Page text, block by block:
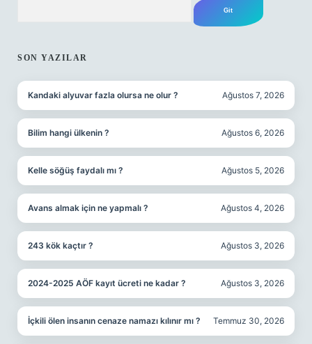
SON YAZILAR
Kandaki alyuvar fazla olursa ne olur ? Ağustos 7, 2026
Bilim hangi ülkenin ? Ağustos 6, 2026
Kelle söğüş faydalı mı ? Ağustos 5, 2026
Avans almak için ne yapmalı ? Ağustos 4, 2026
243 kök kaçtır ? Ağustos 3, 2026
2024-2025 AÖF kayıt ücreti ne kadar ? Ağustos 3, 2026
İçkili ölen insanın cenaze namazı kılınır mı ? Temmuz 30, 2026